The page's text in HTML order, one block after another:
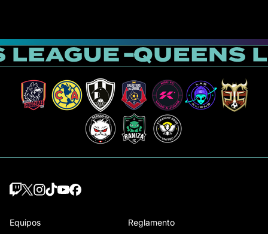
Equipos Reglamento